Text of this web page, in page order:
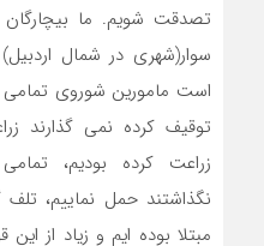
تصدقت شویم. ما بیچارگان
سوار(شهری در شمال
است مامورین شوروی تمامی
توقیف کرده نمی گذارند
زراعت کرده بودیم،
نگذاشتند حمل نماییم،
مبتلا بوده ایم و زیاد از